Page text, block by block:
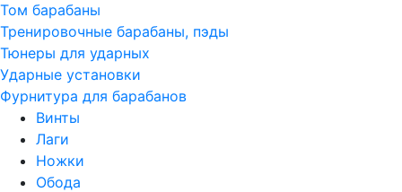
Том барабаны
Тренировочные барабаны, пэды
Тюнеры для ударных
Ударные установки
Фурнитура для барабанов
Винты
Лаги
Ножки
Обода